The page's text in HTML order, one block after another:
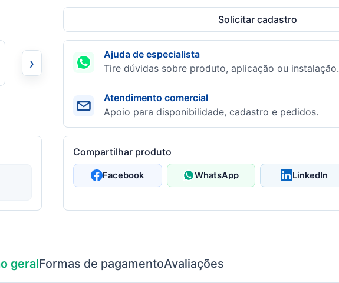
Solicitar cadastro
›
Ajuda de especialista
Tire dúvidas sobre produto, aplicação ou instalação.
Atendimento comercial
Apoio para disponibilidade, cadastro e pedidos.
Compartilhar produto
Facebook WhatsApp LinkedIn
geralFormas de pagamentoAvaliações